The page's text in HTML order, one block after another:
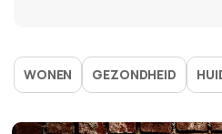
WONEN GEZONDHEID